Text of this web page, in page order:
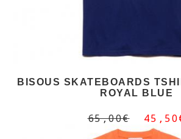
BISOUS SKATEBOARDS
ROYAL BLUE
65,00€